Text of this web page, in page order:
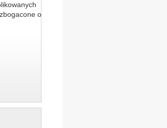
o